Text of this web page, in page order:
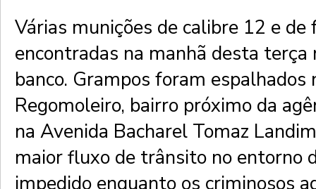
Várias munições de calibre 12 e
encontradas na manhã desta terça
banco. Grampos foram espalhados
Regomoleiro, bairro próximo da
na Avenida Bacharel Tomaz
maior fluxo de trânsito no entorno
impedido enquanto os criminosos